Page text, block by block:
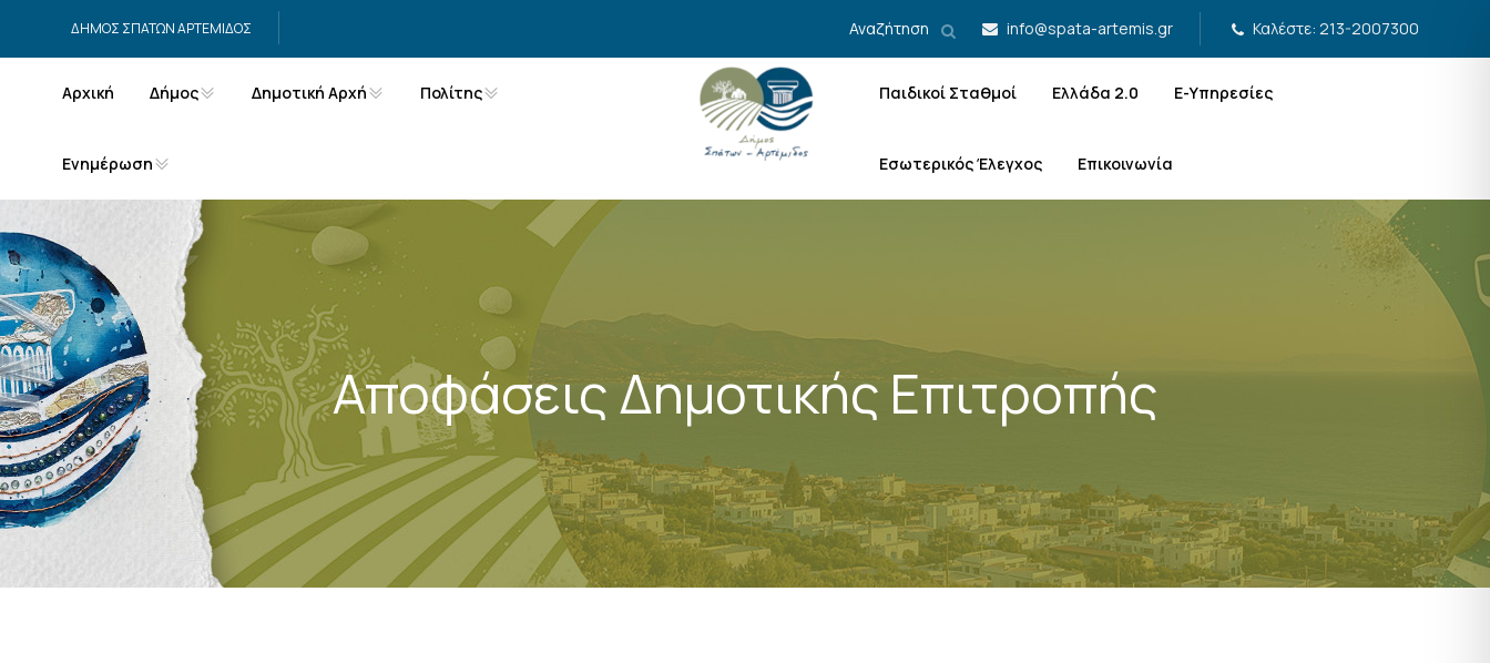
ΔΗΜΟΣ ΣΠΑΤΩΝ ΑΡΤΕΜΙΔΟΣ Αναζήτηση info@spata-artemis.gr Καλέστε: 213-2007300
Αρχική Δήμος Δημοτική Αρχή Πολίτης
Ενημέρωση
Παιδικοί Σταθμοί Ελλάδα 2.0 Ε-Υπηρεσίες
Εσωτερικός Έλεγχος Επικοινωνία
Αποφάσεις Δημοτικής Επιτροπής